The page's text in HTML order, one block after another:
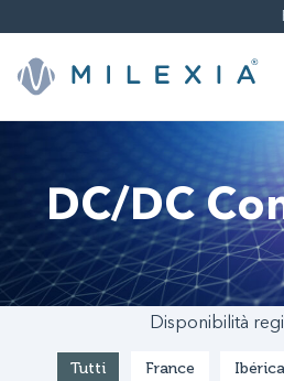
contentDC/DC
Disponibilità
Tutti France Ibérica